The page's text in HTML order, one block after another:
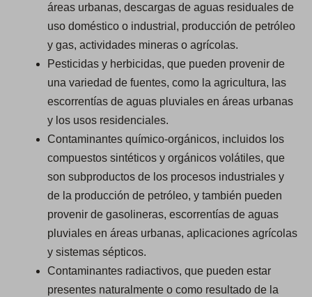
áreas urbanas, descargas de aguas residuales de
uso doméstico o industrial, producción de petróleo
y gas, actividades mineras o agrícolas.
Pesticidas y herbicidas, que pueden provenir de
una variedad de fuentes, como la agricultura, las
escorrentías de aguas pluviales en áreas urbanas
y los usos residenciales.
Contaminantes químico-orgánicos, incluidos los
compuestos sintéticos y orgánicos volátiles, que
son subproductos de los procesos industriales y
de la producción de petróleo, y también pueden
provenir de gasolineras, escorrentías de aguas
pluviales en áreas urbanas, aplicaciones agrícolas
y sistemas sépticos.
Contaminantes radiactivos, que pueden estar
presentes naturalmente o como resultado de la